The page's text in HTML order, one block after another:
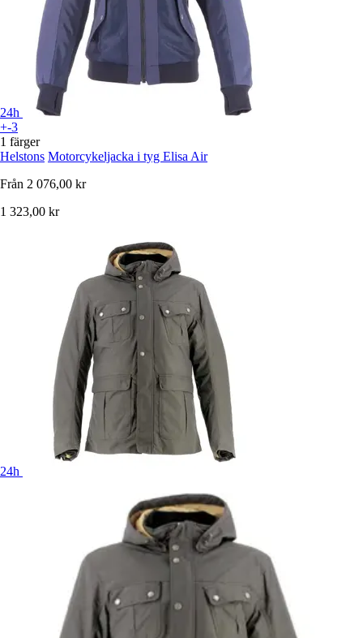
24h
+-3
1 färger
Helstons Motorcykeljacka i tyg Elisa Air
Från 2 076,00 kr
1 323,00 kr
24h